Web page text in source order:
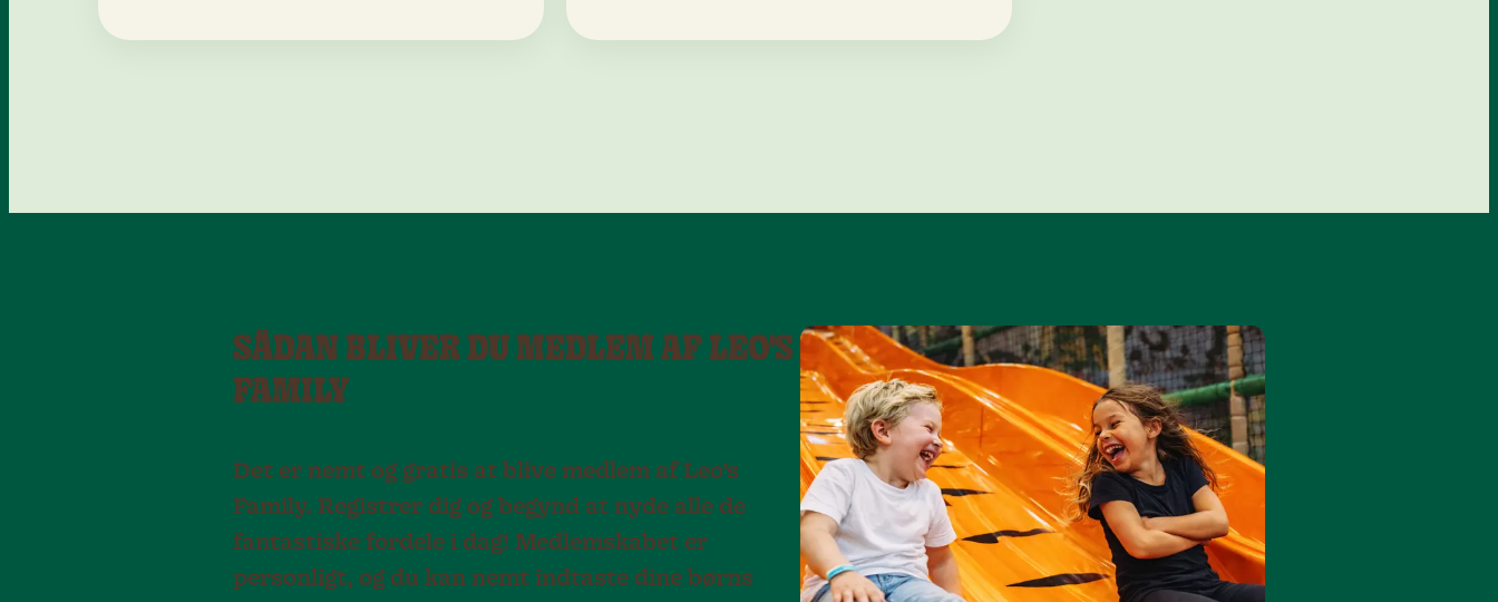
SÅDAN BLIVER DU MEDLEM AF LEO'S
FAMILY
Det er nemt og gratis at blive medlem af Leo’s
Family. Registrer dig og begynd at nyde alle de
fantastiske fordele i dag! Medlemskabet er
personligt, og du kan nemt indtaste dine børns